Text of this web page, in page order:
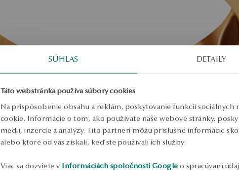
SÚHLAS DETAILY
Táto webstránka používa súbory cookies
Na prispôsobenie obsahu a reklám, poskytovanie funkcií sociálnych
cookie. Informácie o tom, ako používate naše webové stránky,
médií, inzercie a analýzy. Títo partneri môžu príslušné informácie
alebo ktoré od vás získali, keď ste používali ich služby.
Viac sa dozviete v Informáciách spoločnosti Google o spracúvaní